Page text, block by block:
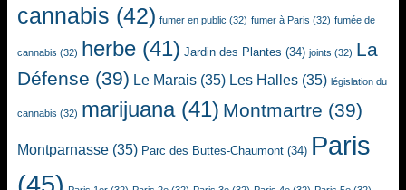
cannabis (42) fumer en public (32) fumer à Paris (32) fumée de
cannabis (32) herbe (41) Jardin des Plantes (34) joints (32) La
Défense (39) Le Marais (35) Les Halles (35) législation du
cannabis (32) marijuana(41) Montmartre (39)
Montparnasse (35) Parc des Buttes-Chaumont (34) Paris